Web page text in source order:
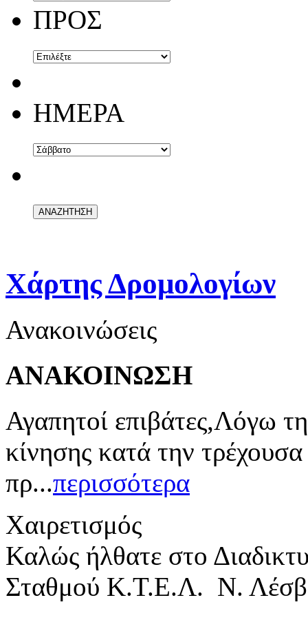
ΠΡΟΣ
ΗΜΕΡΑ
Χάρτης Δρομολογίων
Ανακοινώσεις
ΑΝΑΚΟΙΝΩΣΗ
Αγαπητοί επιβάτες,Λόγω
κίνησης κατά την
πρ...περισσότερα
Χαιρετισμός
Καλώς ήλθατε στο
Σταθμού Κ.Τ.Ε.Λ. Ν.